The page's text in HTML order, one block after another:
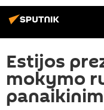
Estijos
mokymo